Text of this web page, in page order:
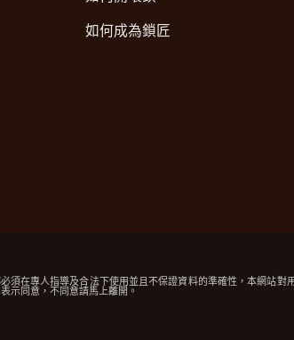
如何成為鎖匠
在專人指導及合法下使用並且不保證資料的準確性，本網站對
示同意，不同意請馬上離開。